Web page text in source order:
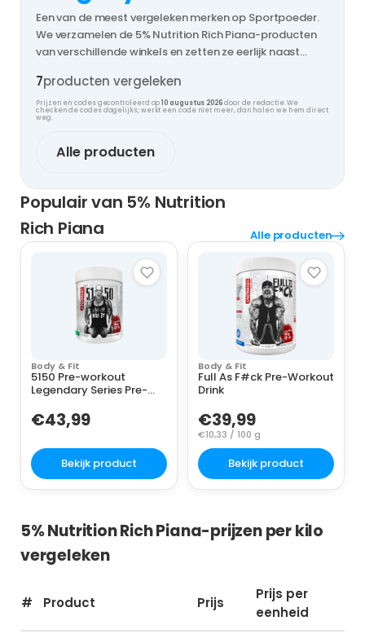
Een van de meest vergeleken merken op Sportpoeder.
We verzamelen de 5% Nutrition Rich Piana-producten
van verschillende winkels en zetten ze eerlijk naast
7producten vergeleken
Prijzen en codes gecontroleerd op10 augustus 2026door de redactie. We
checken de codes dagelijks; werkt een code niet meer, dan halen we hem direct
weg.
Alle producten
Populair van 5% Nutrition
Rich Piana
Alle producten
Body & Fit
5150 Pre-workout
Legendary Series Pre-
Rich
€43,99
Bekijk product
Body & Fit
Full As F#ck Pre-Workout
Drink
€39,99
€10,33 / 100 g
Bekijk product
5% Nutrition Rich Piana-prijzen per kilo
vergeleken
# Product Prijs
Prijs per
eenheid